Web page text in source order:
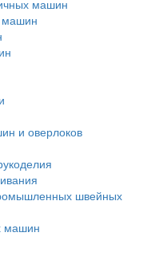
машин
машин
и оверлоков
швейных
машин